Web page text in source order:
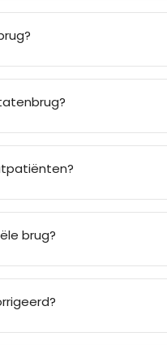
brug?